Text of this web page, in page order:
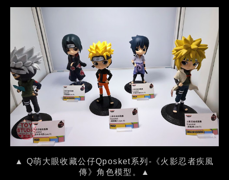
▲ Q萌大眼收藏公仔Qposket系列-《火影忍者疾風
傳》角色模型。▲